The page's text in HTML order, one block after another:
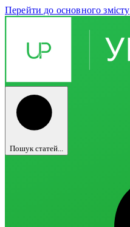
Перейти до основного змісту
Пошук статей...